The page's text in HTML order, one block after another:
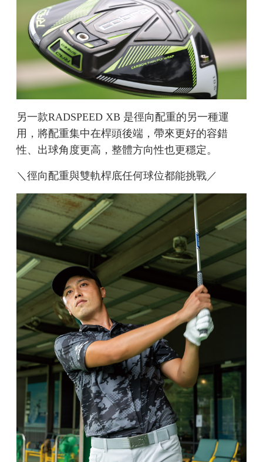
另一款RADSPEED XB 是徑向配重的另一種運
用，將配重集中在桿頭後端，帶來更好的容錯
性、出球角度更高，整體方向性也更穩定。
＼徑向配重與雙軌桿底任何球位都能挑戰／